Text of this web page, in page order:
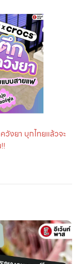
งยา บุกไทยแล้วจะ